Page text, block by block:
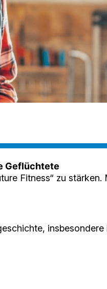
Geflüchtete
Fitness“ zu
insbesondere